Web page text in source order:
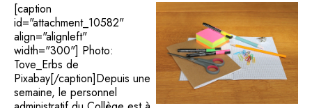
[caption
id="attachment_10582"
align="alignleft"
width="300"] Photo:
Tove_Erbs de
Pixabay[/caption]Depuis une
semaine, le personnel